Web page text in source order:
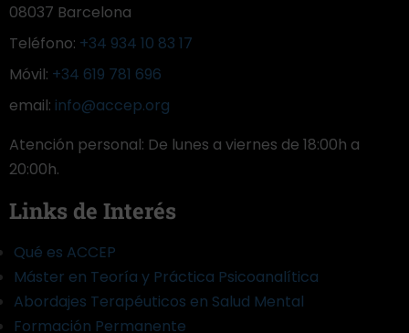
08037 Barcelona
Teléfono: +34 934 10 83 17
Móvil: +34 619 781 696
email: info@accep.org
Atención personal: De lunes a viernes de 18:00h a
20:00h.
Links de Interés
Qué es ACCEP
Máster en Teoría y Práctica Psicoanalítica
Abordajes Terapéuticos en Salud Mental
Formación Permanente